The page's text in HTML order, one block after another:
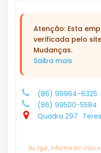
Atenção: Esta
verificada pelo
Mudanças.
Saiba mais
(86) 99964-6325
(86) 99500-5584
Quadra 297
Ao ligar, informe ter visto